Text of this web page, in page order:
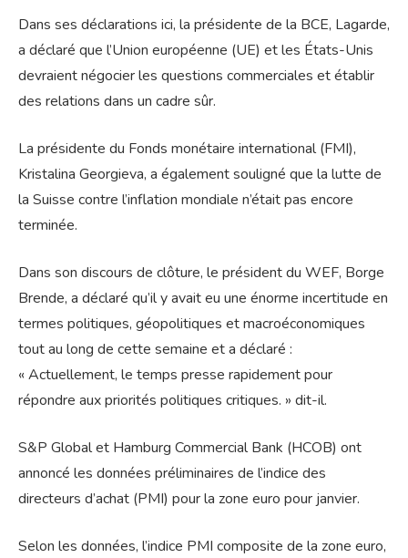
Dans ses déclarations ici, la présidente de la BCE, Lagarde,
a déclaré que l’Union européenne (UE) et les États-Unis
devraient négocier les questions commerciales et établir
des relations dans un cadre sûr.
La présidente du Fonds monétaire international (FMI),
Kristalina Georgieva, a également souligné que la lutte de
la Suisse contre l’inflation mondiale n’était pas encore
terminée.
Dans son discours de clôture, le président du WEF, Borge
Brende, a déclaré qu’il y avait eu une énorme incertitude en
termes politiques, géopolitiques et macroéconomiques
tout au long de cette semaine et a déclaré :
« Actuellement, le temps presse rapidement pour
répondre aux priorités politiques critiques. » dit-il.
S&P Global et Hamburg Commercial Bank (HCOB) ont
annoncé les données préliminaires de l’indice des
directeurs d’achat (PMI) pour la zone euro pour janvier.
Selon les données, l’indice PMI composite de la zone euro,